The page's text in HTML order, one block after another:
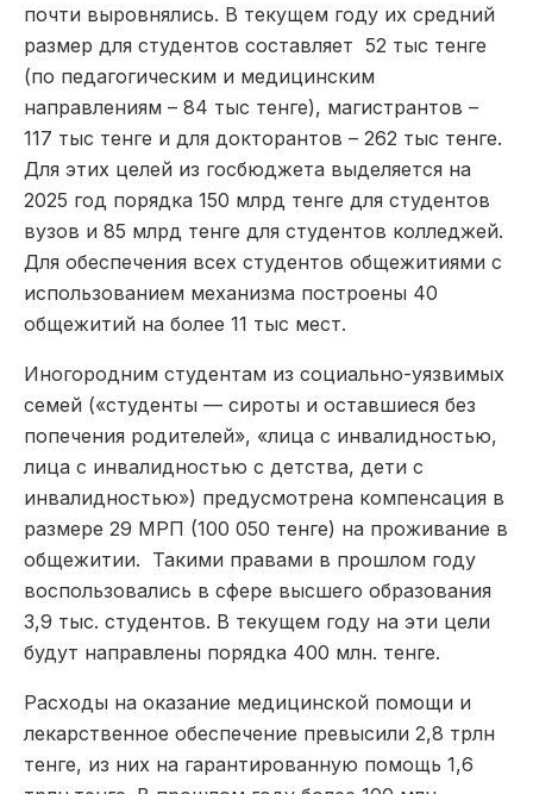
почти выровнялись. В текущем году их средний
размер для студентов составляет 52 тыс тенге
(по педагогическим и медицинским
направлениям – 84 тыс тенге), магистрантов –
117 тыс тенге и для докторантов – 262 тыс тенге.
Для этих целей из госбюджета выделяется на
2025 год порядка 150 млрд тенге для студентов
вузов и 85 млрд тенге для студентов колледжей.
Для обеспечения всех студентов общежитиями с
использованием механизма построены 40
общежитий на более 11 тыс мест.
Иногородним студентам из социально-уязвимых
семей («студенты — сироты и оставшиеся без
попечения родителей», «лица с инвалидностью,
лица с инвалидностью с детства, дети с
инвалидностью») предусмотрена компенсация в
размере 29 МРП (100 050 тенге) на проживание в
общежитии. Такими правами в прошлом году
воспользовались в сфере высшего образования
3,9 тыс. студентов. В текущем году на эти цели
будут направлены порядка 400 млн. тенге.
Расходы на оказание медицинской помощи и
лекарственное обеспечение превысили 2,8 трлн
тенге, из них на гарантированную помощь 1,6